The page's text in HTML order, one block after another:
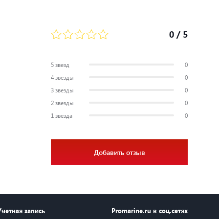
0 / 5
5 звезд
0
4 звезды
0
3 звезды
0
2 звезды
0
1 звезда
0
Добавить отзыв
запись Promarine.ru в соц.сетях